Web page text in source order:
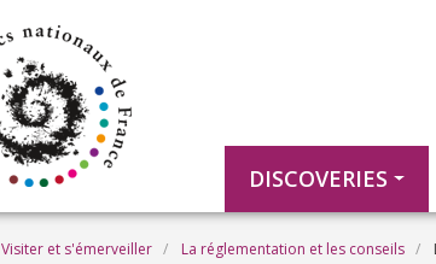
DISCOVERIES
Visiter et s'émerveiller La réglementation et les conseils